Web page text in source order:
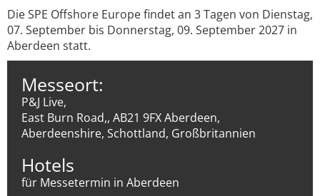
Die SPE Offshore Europe findet an 3 Tagen von Dienstag,
07. September bis Donnerstag, 09. September 2027 in
Aberdeen statt.
Messeort:
P&J Live,
East Burn Road,, AB21 9FX Aberdeen,
Aberdeenshire, Schottland, Großbritannien
Hotels
für Messetermin in Aberdeen